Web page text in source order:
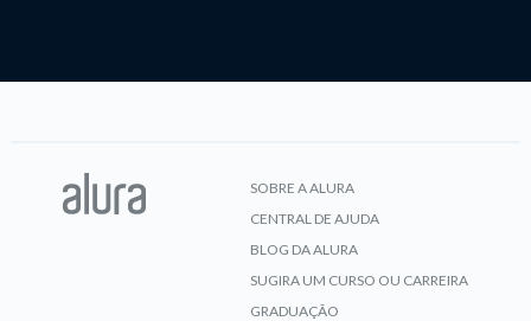
SOBRE A ALURA
CENTRAL DE AJUDA
BLOG DA ALURA
SUGIRA UM CURSO OU CARREIRA
GRADUAÇÃO